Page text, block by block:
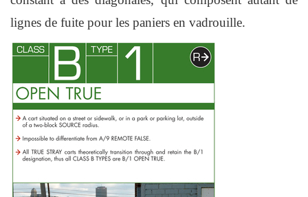
lignes de fuite pour les paniers en vadrouille.